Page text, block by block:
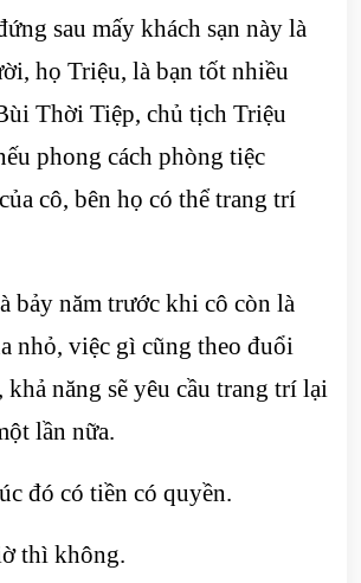
sau mấy khách sạn này là
họ Triệu, là bạn tốt nhiều
Thời Tiệp, chủ tịch Triệu
phong cách phòng tiệc
cô, bên họ có thể trang trí
bảy năm trước khi cô còn là
nhỏ, việc gì cũng theo đuổi
năng sẽ yêu cầu trang trí lại
lần nữa.
đó có tiền có quyền.
thì không.